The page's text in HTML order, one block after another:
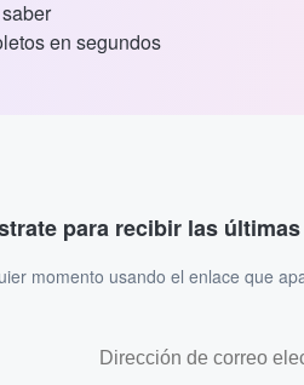
en segundos
para recibir las
momento usando el enlace que